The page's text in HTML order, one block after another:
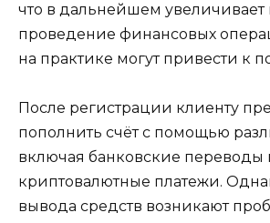
что в дальнейшем
проведение финансовых
на практике могут привести к
После регистрации клиенту
пополнить счёт с помощью
включая банковские переводы
криптовалютные платежи.
вывода средств возникают